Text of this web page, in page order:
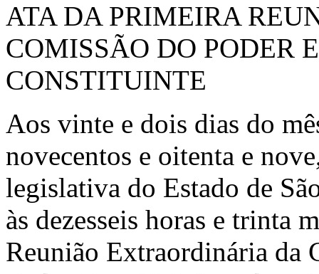
ATA DA PRIMEIRA
COMISSÃO DO PODER
CONSTITUINTE
Aos vinte e dois dias do
novecentos e oitenta e
legislativa do Estado de
às dezesseis horas e trinta
Reunião Extraordinária da